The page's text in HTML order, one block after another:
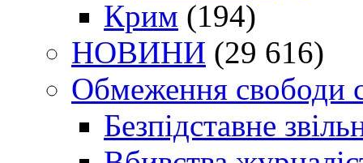
Крим (194)
НОВИНИ (29 616)
Обмеження свободи
Безпідставне